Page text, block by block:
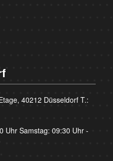
40212 Düsseldorf T.:
Uhr Samstag: 09:30 Uhr -